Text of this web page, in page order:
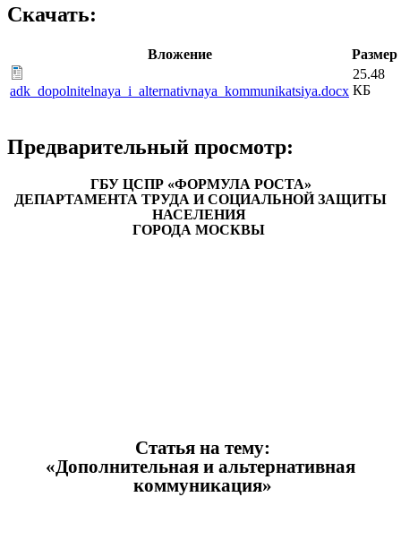
Скачать:
Вложение Размер
adk_dopolnitelnaya_i_alternativnaya_kommunikatsiya.docx
25.48
КБ
Предварительный просмотр:
ГБУ ЦСПР «ФОРМУЛА РОСТА»
ДЕПАРТАМЕНТА ТРУДА И СОЦИАЛЬНОЙ ЗАЩИТЫ
НАСЕЛЕНИЯ
ГОРОДА МОСКВЫ
Статья на тему:
«Дополнительная и альтернативная
коммуникация»